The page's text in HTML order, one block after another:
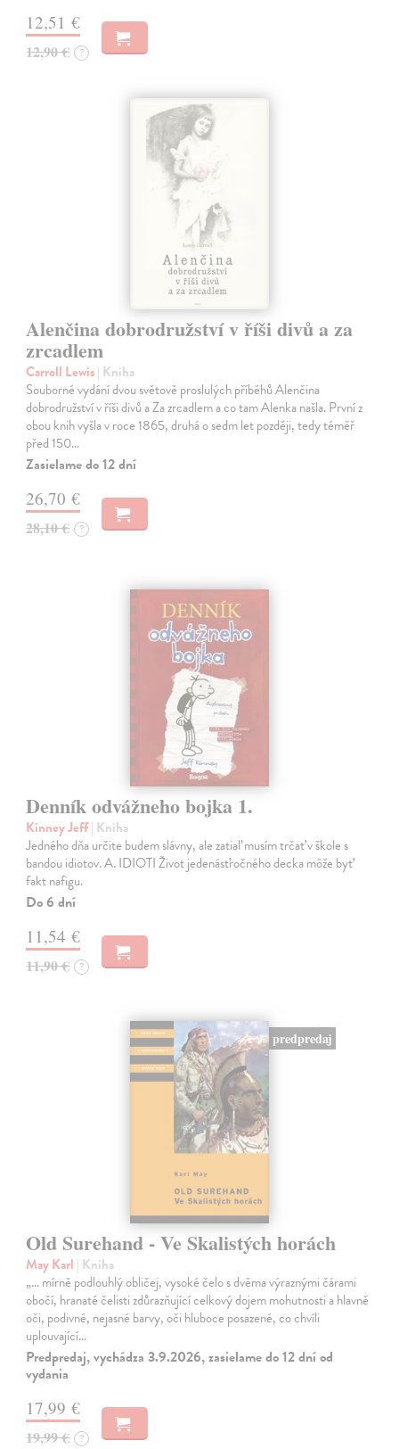
12,51 €
12,90 € ?
Alenčina dobrodružství v říši divů a za
zrcadlem
Carroll Lewis| Kniha
Souborné vydání dvou světově proslulých příběhů Alenčina
dobrodružství v říši divů a Za zrcadlem a co tam Alenka našla. První z
obou knih vyšla v roce 1865, druhá o sedm let později, tedy téměř
před 150…
Zasielame do 12 dní
26,70 €
28,10 € ?
Denník odvážneho bojka 1.
Kinney Jeff| Kniha
Jedného dňa určite budem slávny, ale zatiaľ musím trčať v škole s
bandou idiotov. A. IDIOTI Život jedenásťročného decka môže byť
fakt nafigu.
Do 6 dní
11,54 €
11,90 € ?
predpredaj
Old Surehand - Ve Skalistých horách
May Karl | Kniha
„… mírně podlouhlý obličej, vysoké čelo s dvěma výraznými čárami
obočí, hranaté čelisti zdůrazňující celkový dojem mohutnosti a hlavně
oči, podivné, nejasné barvy, oči hluboce posazené, co chvíli
uplouvající…
Predpredaj, vychádza 3.9.2026, zasielame do 12 dní od
vydania
17,99 €
19,99 € ?